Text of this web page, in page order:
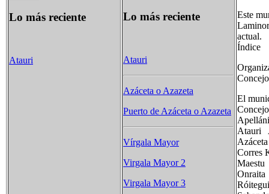
Lo más reciente
Atauri
Lo más reciente
Atauri
Azáceta o Azazeta
Puerto de Azáceta o Azazeta
Vírgala Mayor
Virgala Mayor 2
Virgala Mayor 3
Este
actual.
Índice
El